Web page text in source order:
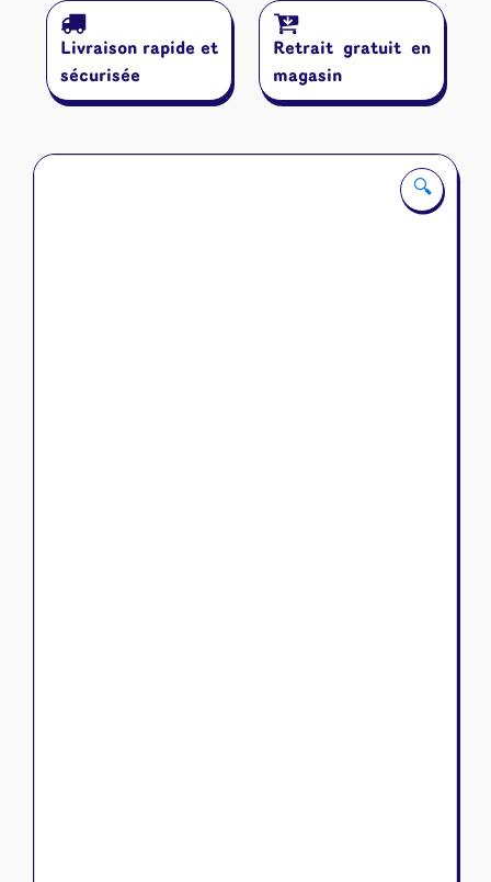
🔍
Horde
Livraison rapide et
sécurisée
Retrait gratuit en
magasin